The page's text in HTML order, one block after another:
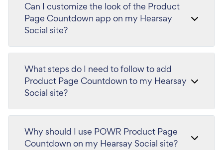
Can I customize the look of the Product
Page Countdown app on my Hearsay
Social site?
What steps do I need to follow to add
Product Page Countdown to my Hearsay
Social site?
Why should I use POWR Product Page
Countdown on my Hearsay Social site?